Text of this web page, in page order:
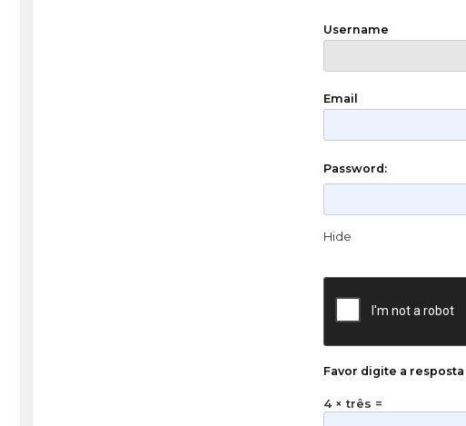
Username
Email
Password:
Hide
Favor digite a
4 × três =